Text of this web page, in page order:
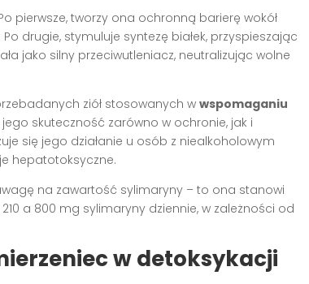
pierwsze, tworzy ona ochronną barierę wokół
drugie, stymuluje syntezę białek, przyspieszając
jako silny przeciwutleniacz, neutralizując wolne
ziół stosowanych w wspomaganiu
skuteczność zarówno w ochronie, jak i
się jego działanie u osób z niealkoholowym
hepatotoksyczne.
na zawartość sylimaryny – to ona stanowi
a 800 mg sylimaryny dziennie, w zależności od
w detoksykacji